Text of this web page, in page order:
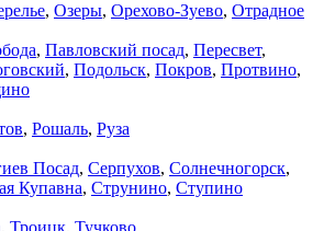
, Озеры, Орехово-Зуево, Отрадное
, Павловский посад, Пересвет,
, Подольск, Покров, Протвино,
, Рошаль, Руза
Посад, Серпухов, Солнечногорск,
Купавна, Струнино, Ступино
, Троицк, Тучково